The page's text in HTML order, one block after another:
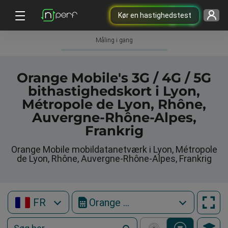
Kør en hastighedstest
Måling i gang
Orange Mobile's 3G / 4G / 5G
bithastighedskort i Lyon,
Métropole de Lyon, Rhône,
Auvergne-Rhône-Alpes,
Frankrig
Orange Mobile mobildatanetværk i Lyon, Métropole
de Lyon, Rhône, Auvergne-Rhône-Alpes, Frankrig
FR Orange Mobile